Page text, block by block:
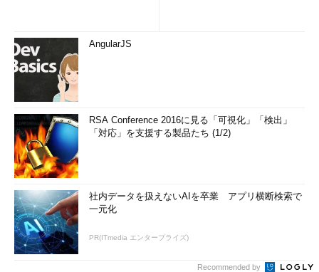
AngularJS
RSA Conference 2016に見る「可視化」「検出」
「対応」を支援する製品たち (1/2)
社内データを扱えないAIを卒業 アプリ横断検索で
一元化
PR(ITmedia エンタープライズ)
Recommended by